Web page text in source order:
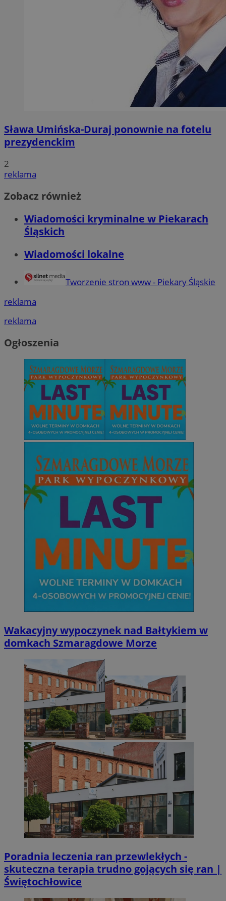
Sława Umińska-Duraj ponownie na fotelu
prezydenckim
2
reklama
Zobacz również
Wiadomości kryminalne w Piekarach
Śląskich
Wiadomości lokalne
Tworzenie stron www - Piekary Śląskie
reklama
reklama
Ogłoszenia
Wakacyjny wypoczynek nad Bałtykiem w
domkach Szmaragdowe Morze
Poradnia leczenia ran przewlekłych -
skuteczna terapia trudno gojących się ran |
Świętochłowice